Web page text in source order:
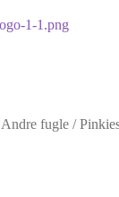
Andre fugle /